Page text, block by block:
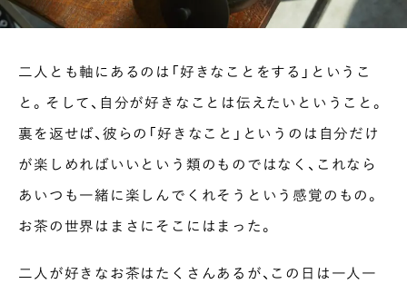
二人とも軸にあるのは「好きなことをする」というこ
と。そして、自分が好きなことは伝えたいということ。
裏を返せば、彼らの「好きなこと」というのは自分だけ
が楽しめればいいという類のものではなく、これなら
あいつも一緒に楽しんでくれそうという感覚のもの。
お茶の世界はまさにそこにはまった。
二人が好きなお茶はたくさんあるが、この日は一人一